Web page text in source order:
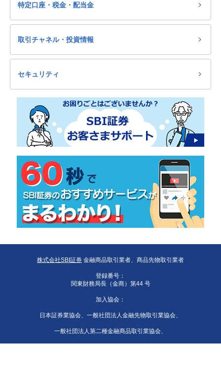
特定口座・税金・配当金
取引チャネル・投資情報
セキュリティ
株式会社SBI証券 金融商品取引業者、商品先物取引業者
登録番号：
関東財務局長（金商）第44 号
加入協会：
日本証券業協会、一般社団法人金融先物取引業協会、
一般社団法人第二種金融商品取引業協会、